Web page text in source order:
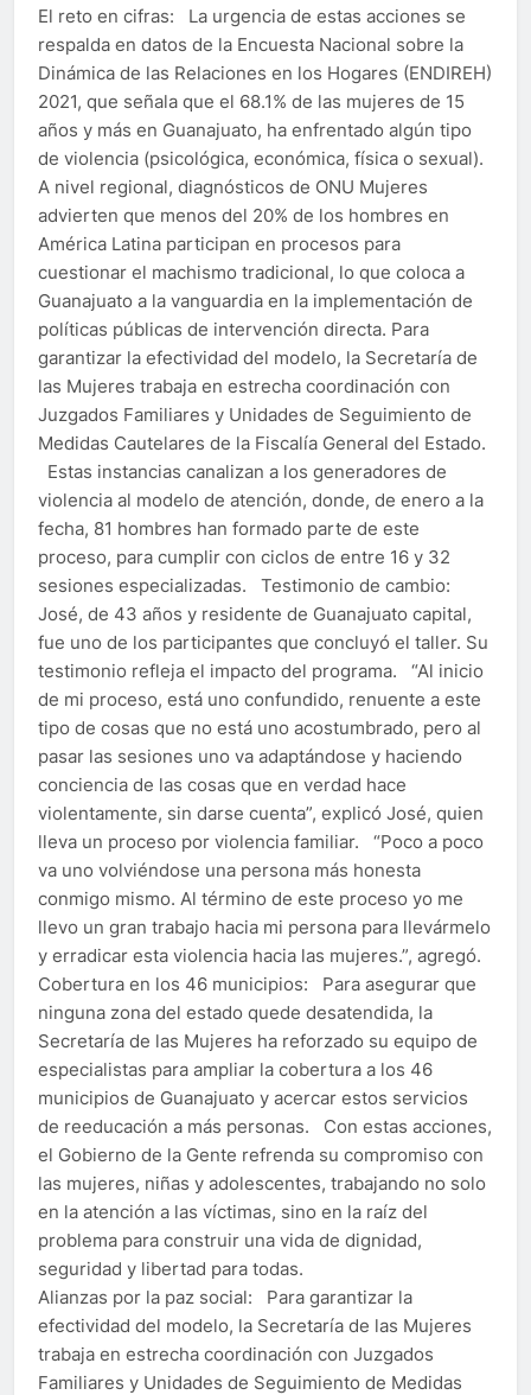
El reto en cifras: La urgencia de estas acciones se
respalda en datos de la Encuesta Nacional sobre la
Dinámica de las Relaciones en los Hogares (ENDIREH)
2021, que señala que el 68.1% de las mujeres de 15
años y más en Guanajuato, ha enfrentado algún tipo
de violencia (psicológica, económica, física o sexual).
A nivel regional, diagnósticos de ONU Mujeres
advierten que menos del 20% de los hombres en
América Latina participan en procesos para
cuestionar el machismo tradicional, lo que coloca a
Guanajuato a la vanguardia en la implementación de
políticas públicas de intervención directa. Para
garantizar la efectividad del modelo, la Secretaría de
las Mujeres trabaja en estrecha coordinación con
Juzgados Familiares y Unidades de Seguimiento de
Medidas Cautelares de la Fiscalía General del Estado.
Estas instancias canalizan a los generadores de
violencia al modelo de atención, donde, de enero a la
fecha, 81 hombres han formado parte de este
proceso, para cumplir con ciclos de entre 16 y 32
sesiones especializadas. Testimonio de cambio:
José, de 43 años y residente de Guanajuato capital,
fue uno de los participantes que concluyó el taller. Su
testimonio refleja el impacto del programa. “Al inicio
de mi proceso, está uno confundido, renuente a este
tipo de cosas que no está uno acostumbrado, pero al
pasar las sesiones uno va adaptándose y haciendo
conciencia de las cosas que en verdad hace
violentamente, sin darse cuenta”, explicó José, quien
lleva un proceso por violencia familiar. “Poco a poco
va uno volviéndose una persona más honesta
conmigo mismo. Al término de este proceso yo me
llevo un gran trabajo hacia mi persona para llevármelo
y erradicar esta violencia hacia las mujeres.”, agregó.
Cobertura en los 46 municipios: Para asegurar que
ninguna zona del estado quede desatendida, la
Secretaría de las Mujeres ha reforzado su equipo de
especialistas para ampliar la cobertura a los 46
municipios de Guanajuato y acercar estos servicios
de reeducación a más personas. Con estas acciones,
el Gobierno de la Gente refrenda su compromiso con
las mujeres, niñas y adolescentes, trabajando no solo
en la atención a las víctimas, sino en la raíz del
problema para construir una vida de dignidad,
seguridad y libertad para todas.
Alianzas por la paz social: Para garantizar la
efectividad del modelo, la Secretaría de las Mujeres
trabaja en estrecha coordinación con Juzgados
Familiares y Unidades de Seguimiento de Medidas